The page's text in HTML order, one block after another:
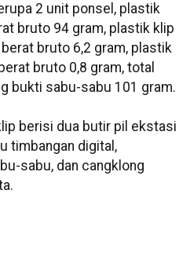
2 unit ponsel, plastik
bruto 94 gram, plastik klip
bruto 6,2 gram, plastik
bruto 0,8 gram, total
bukti sabu-sabu 101 gram.
berisi dua butir pil ekstasi
timbangan digital,
sabu, dan cangklong